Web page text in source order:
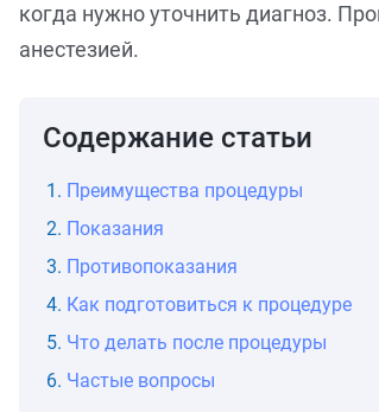
когда нужно уточнить диагноз.
анестезией.
Содержание статьи
Преимущества процедуры
Показания
Противопоказания
Как подготовиться к процедуре
Что делать после процедуры
Частые вопросы